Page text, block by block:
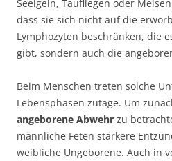
Seeigeln, Taufliegen oder
dass sie sich nicht auf die
Lymphozyten beschränken, die
gibt, sondern auch die
Beim Menschen treten solche
Lebensphasen zutage. Um
angeborene Abwehr zu
männliche Feten stärkere
weibliche Ungeborene. Auch in